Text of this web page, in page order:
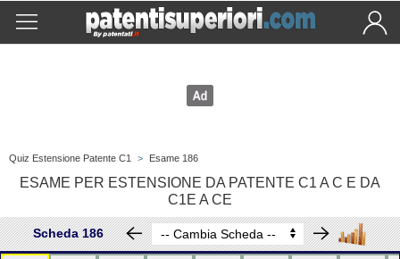
Quiz Estensione Patente C1 > Esame 186
ESAME PER ESTENSIONE DA PATENTE C1 A C E DA
C1E A CE
Scheda 186